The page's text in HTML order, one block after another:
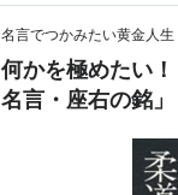
名言でつかみたい黄金人生
何かを極めたい
名言・座右の銘」